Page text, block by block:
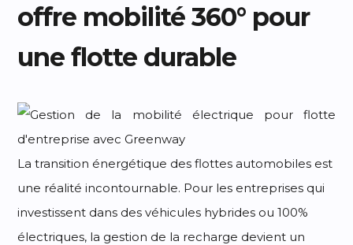
offre mobilité 360° pour
une flotte durable
La transition énergétique des flottes automobiles est
une réalité incontournable. Pour les entreprises qui
investissent dans des véhicules hybrides ou 100%
électriques, la gestion de la recharge devient un